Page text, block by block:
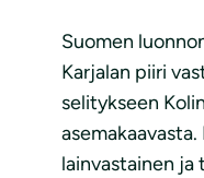
Suomen
Karjalan piiri
selitykseen
lainvastainen ja